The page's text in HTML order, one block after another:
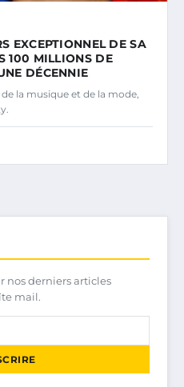
EXCEPTIONNEL DE SA
100 MILLIONS DE
DÉCENNIE
la musique et de la mode,
nos derniers articles
mail.